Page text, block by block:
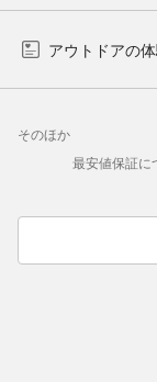
アウトドアの
そのほか
最安値保証に